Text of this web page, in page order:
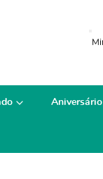
Aniversário